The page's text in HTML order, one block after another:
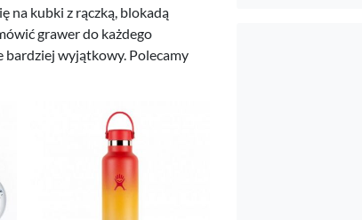
na kubki z rączką, blokadą
grawer do każdego
bardziej wyjątkowy. Polecamy